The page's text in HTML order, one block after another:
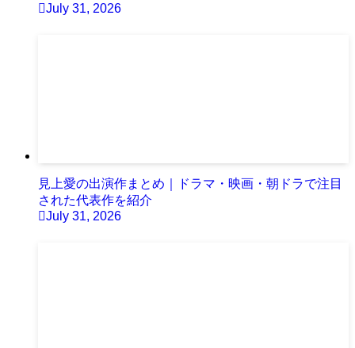
July 31, 2026
見上愛の出演作まとめ｜ドラマ・映画・朝ドラで注目
された代表作を紹介
July 31, 2026